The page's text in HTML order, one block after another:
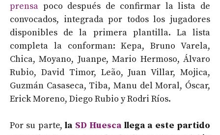
prensa poco después de confirmar la lista de
convocados, integrada por todos los jugadores
disponibles de la primera plantilla. La lista
completa la conforman: Kepa, Bruno Varela,
Chica, Moyano, Juanpe, Mario Hermoso, Álvaro
Rubio, David Timor, Leão, Juan Villar, Mojica,
Guzmán Casaseca, Tiba, Manu del Moral, Óscar,
Erick Moreno, Diego Rubio y Rodri Ríos.
Por su parte,la SD Huesca llega a este partido